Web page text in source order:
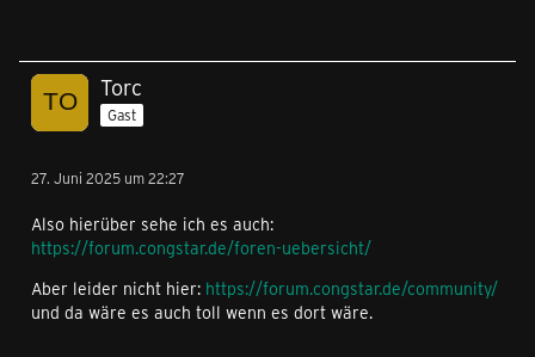
Torc
Gast
27. Juni 2025 um 22:27
Also hierüber sehe ich es auch:
https://forum.congstar.de/foren-uebersicht/
Aber leider nicht hier: https://forum.congstar.de/community/
und da wäre es auch toll wenn es dort wäre.